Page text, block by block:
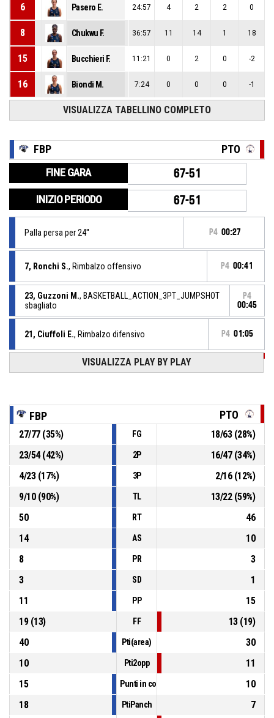
6 Pasero E. 24:57 4 2 2 0
8 Chukwu F. 36:57 11 14 1 18
15 Bucchieri F. 11:21 0 2 0 -2
16 Biondi M. 7:24 0 0 0 -1
VISUALIZZA TABELLINO COMPLETO
FBP PTO
FINE GARA 67-51
INIZIO PERIODO 67-51
Palla persa per 24'' P4 00:27
7, Ronchi S., Rimbalzo offensivo P4 00:41
23, Guzzoni M., BASKETBALL_ACTION_3PT_JUMPSHOT
sbagliato
P4
00:45
21, Ciuffoli E., Rimbalzo difensivo P4 01:05
01:09
BASKETBALL_ACTION_2PT_FLOATINGJUMPSHOT
3, Ciuffoli C., Assist
21, Ciuffoli E.
BASKETBALL_ACTION_2PT_FLOATINGJUMPSHOT
realizzato
E-Work Faenza
P4
01:21
67-
51
3, Ciuffoli C. , Rimbalzo difensivo P4 01:22
VISUALIZZA PLAY BY PLAY
FBP PTO
27/77(35%) FG 18/63(28%)
23/54(42%) 2P 16/47(34%)
4/23(17%) 3P 2/16(12%)
9/10(90%) TL 13/22(59%)
50
RT
46
14
AS
10
8
PR
3
3
SD
1
11
PP
15
19(13) FF 13(19)
40
Pti(area)
30
10
Pti2opp
11
15
Punti in contropiede
10
18
PtiPanch
7